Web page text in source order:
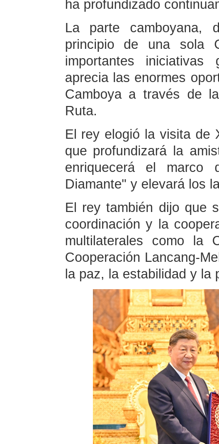
ha profundizado
La parte camboyana,
principio de una sola
importantes
aprecia las enormes
Camboya a través de
Ruta.
El rey elogió la visita de
que profundizará la
enriquecerá el marco
Diamante" y elevará los
El rey también dijo que
coordinación y la
multilaterales como la
Cooperación Lancang-
la paz, la estabilidad y la